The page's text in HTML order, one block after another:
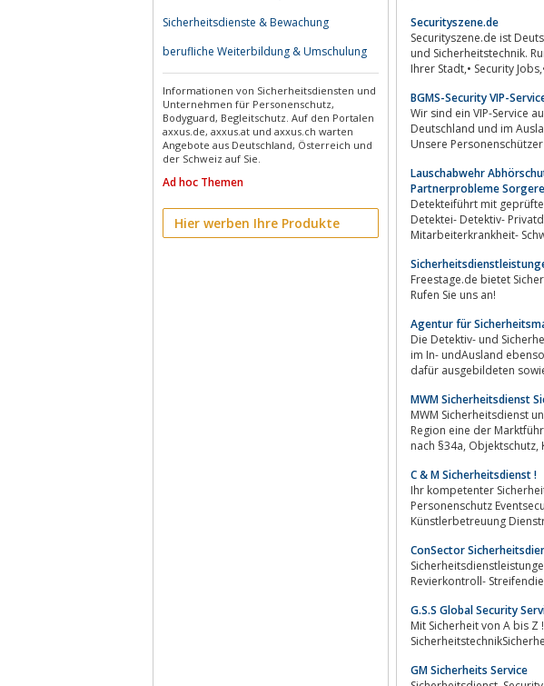
Sicherheitsdienste & Bewachung
berufliche Weiterbildung & Umschulung
Informationen von Sicherheitsdiensten und
Unternehmen für Personenschutz,
Bodyguard, Begleitschutz. Auf den Portalen
axxus.de, axxus.at und axxus.ch warten
Angebote aus Deutschland, Österreich und
der Schweiz auf Sie.
Ad hoc Themen
Hier werben Ihre Produkte
Securityszene.de
Securityszene.de ist
und Sicherheitstechnik.
Ihrer Stadt,• Security
BGMS-Security VIP-
Wir sind ein VIP-Service aus Celle bei Hannover, wir führen seit
Deutschland und im
Unsere
Lauschabwehr
Partnerprobleme
Detekteiführt mit
Detektei- Detektiv-
Mitarbeiterkrankheit-
Freestage.de bietet
Rufen Sie uns an!
Agentur für
Die Detektiv- und
im In- undAusland
dafür ausgebildeten
MWM Sicherheitsdienst
MWM Sicherheitsdienst
Region eine der
C & M Sicherheitsdienst !
Ihr kompetenter
Personenschutz
Künstlerbetreuung
ConSector
Sicherheitsdienstleistungen und Beratung, Wirtschaft, Industrie und
G.S.S Global Security
Mit Sicherheit von A bis
GM Sicherheits Service